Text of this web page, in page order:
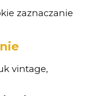
zaznaczanie
vintage,